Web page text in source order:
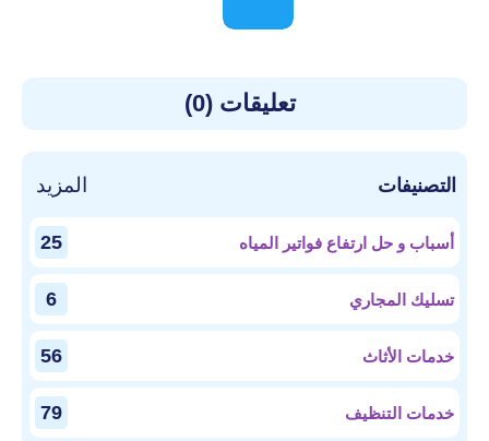
تعليقات (0)
التصنيفات المزيد
أسباب و حل ارتفاع فواتير المياه 25
تسليك المجاري 6
خدمات الأثاث 56
خدمات التنظيف 79